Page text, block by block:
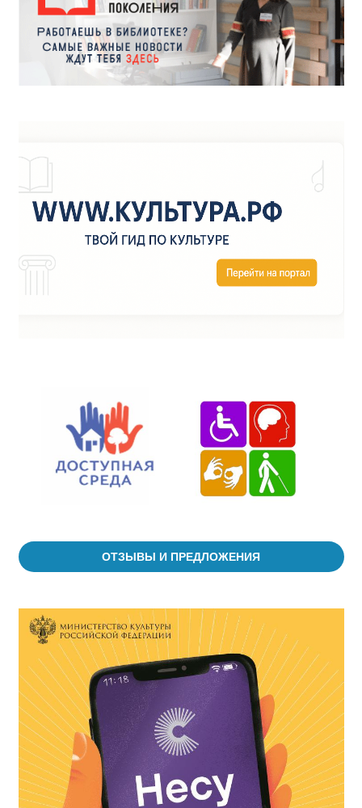
ОТЗЫВЫ И ПРЕДЛОЖЕНИЯ